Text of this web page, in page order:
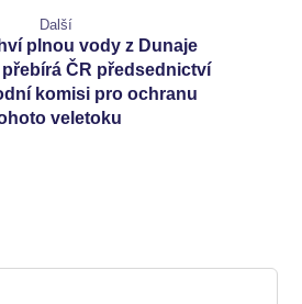
Další
plnou vody z Dunaje
ČR předsednictví
komisi pro ochranu
veletoku